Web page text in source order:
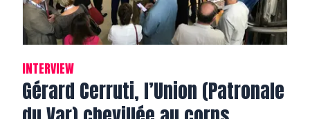
INTERVIEW
Gérard Cerruti, l’Union (Patronale